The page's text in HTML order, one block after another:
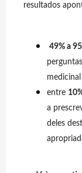
resultados
49% a
entre
a
deles